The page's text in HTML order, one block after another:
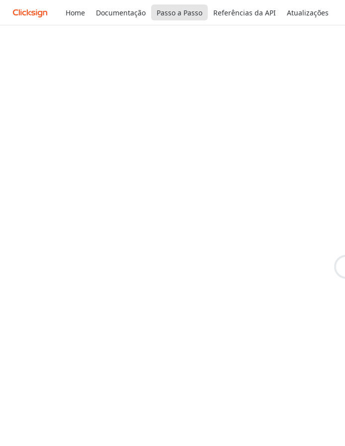
Home Documentação Passo a Passo Referências da API Atualizações